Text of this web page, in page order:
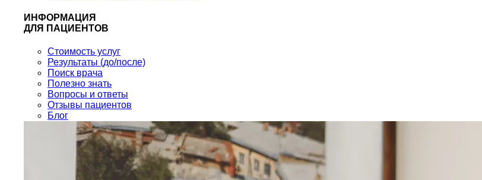
ИНФОРМАЦИЯ
ДЛЯ ПАЦИЕНТОВ
Стоимость услуг
Результаты (до/после)
Поиск врача
Полезно знать
Вопросы и ответы
Отзывы пациентов
Блог